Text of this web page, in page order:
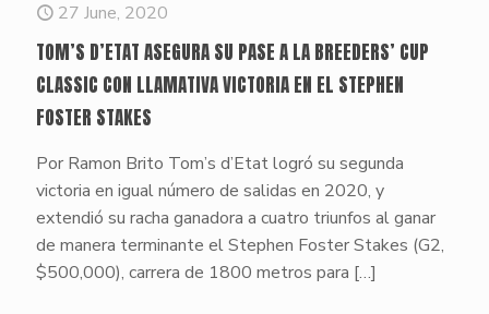
27 June, 2020
TOM’S D’ETAT ASEGURA SU PASE A LA BREEDERS’ CUP
CLASSIC CON LLAMATIVA VICTORIA EN EL STEPHEN
FOSTER STAKES
Por Ramon Brito Tom’s d’Etat logró su segunda
victoria en igual número de salidas en 2020, y
extendió su racha ganadora a cuatro triunfos al ganar
de manera terminante el Stephen Foster Stakes (G2,
$500,000), carrera de 1800 metros para […]